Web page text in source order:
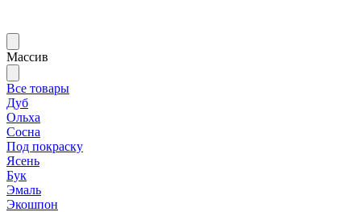
Массив
Все товары
Дуб
Ольха
Сосна
Под покраску
Ясень
Бук
Эмаль
Экошпон